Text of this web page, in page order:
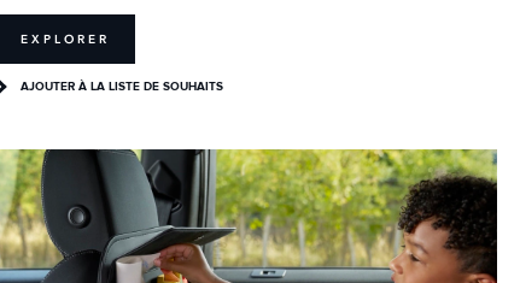
EXPLORER
AJOUTER À LA LISTE DE SOUHAITS